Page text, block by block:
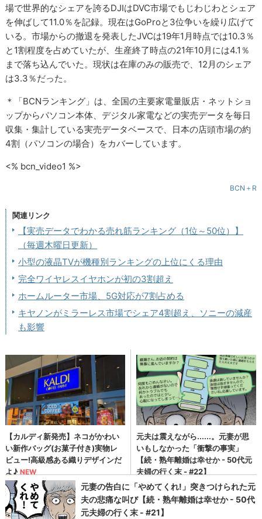
場で世界的なシェアを誇るDJIはDVC市場でもじわじわとシェア
を伸ばして11.0％を記録。現在はGoProと3位争いを繰り広げて
いる。市場からの撤退を発表したJVCは19年1月時点では10.3％
と1割程度を占めていたが、生産終了時点の21年10月には4.1％
まで落ち込んでいた。現状は在庫のみの販売で、12月のシェア
は3.3％だった。
＊「BCNランキング」は、全国の主要家電量販店・ネットショ
ップからパソコン本体、デジタル家電などの実売データを毎日
収集・集計している実売データベースで、日本の店頭市場の約
4割（パソコンの場合）をカバーしています。
<% bcn_video1 %>
BCN＋R
関連リンク
【実売データでわかる売れ筋ランキング（1位～50位）】
（毎週木曜日更新）
小型の液晶TVが機種別ランキングの上位にくる理由
完全ワイヤレスイヤホンが初の3割超え
ホームルーター市場、5G対応が7割占める
キヤノンがミラーレス市場でシェア4割超え、ソニーの減産
も影響